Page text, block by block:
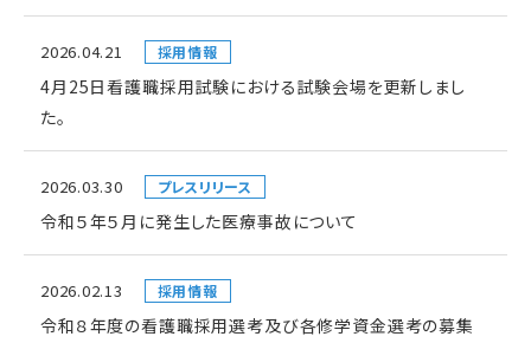
2026.04.21 採用情報
4月25日看護職採用試験における試験会場を更新しまし
た。
2026.03.30 プレスリリース
令和５年５月に発生した医療事故について
2026.02.13 採用情報
令和８年度の看護職採用選考及び各修学資金選考の募集